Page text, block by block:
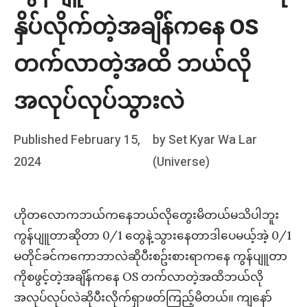
နှိပ်လိုက်တဲ့အချိန်ကနေ OS
တက်လာတဲ့အထိ ဘယ်လို
အလုပ်လုပ်သွားလဲ
Posted
on
Published February 15,
2024
bySet Kyar Wa Lar
(Universe)
ဟိုတလောကဘယ်ကနေဘယ်လိုတွေးမိတယ်မသိပါဘူး
ကွန်ပျူတာဆိုတာ 0/1 တွေနဲ့သွားနေတာဒါပေမယ့်အဲ့ 0/1
မတိုင်ခင်ကကောဘာလဲဆိုပီးစဥ်းစားရာကနေ ကွန်ပျူတာ
ကိုစဖွင့်တဲ့အချိန်ကနေ OS တက်လာတဲ့အထိဘယ်လို
အလုပ်လုပ်လဲဆိုပီးလိုက်ရှာဖတ်ကြည့်မိတယ်။ ကျနော်